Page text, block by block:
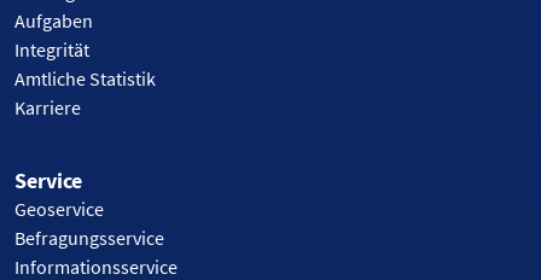
Aufgaben
Integrität
Amtliche Statistik
Karriere
Service
Geoservice
Befragungsservice
Informationsservice